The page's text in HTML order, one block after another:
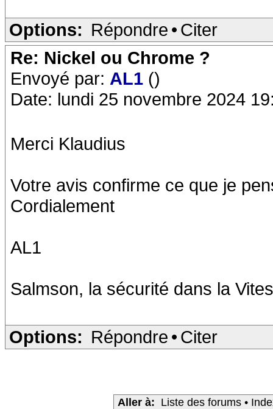
Options: Répondre • Citer
Re: Nickel ou Chrome ?
Envoyé par: AL1 ()
Date: lundi 25 novembre 2024
Merci Klaudius
Votre avis confirme ce que je
Cordialement
AL1
Salmson, la sécurité dans la
Options: Répondre • Citer
Aller à: Liste des forums •